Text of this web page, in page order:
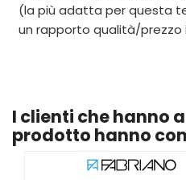
(la più adatta per questa
un rapporto qualità/prezzo
I clienti che hanno
prodotto hanno